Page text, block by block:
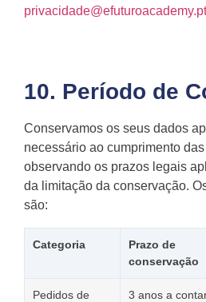
privacidade@efuturoacademy.pt
10. Período de
Conservamos os seus dados
necessário ao cumprimento
observando os prazos legais
da limitação da conservação.
são:
Categoria
Prazo de
conservação
Pedidos de
3 anos a